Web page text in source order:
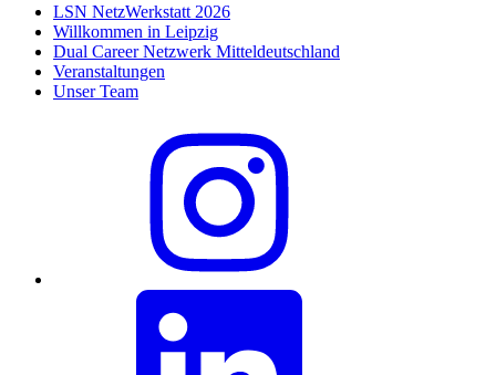
LSN NetzWerkstatt 2026
Willkommen in Leipzig
Dual Career Netzwerk Mitteldeutschland
Veranstaltungen
Unser Team